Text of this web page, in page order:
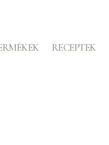
RECEPTEK